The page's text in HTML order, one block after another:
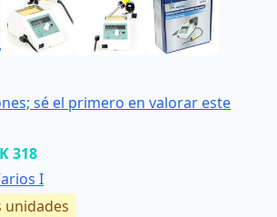
sé el primero en valorar este
318
I
unidades